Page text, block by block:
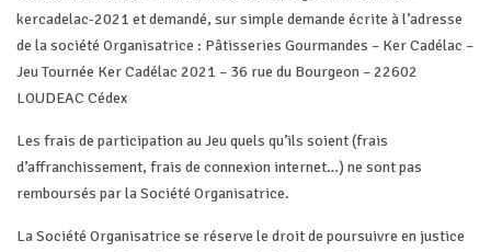
kercadelac-2021 et demandé, sur simple demande écrite à l’adresse
de la société Organisatrice : Pâtisseries Gourmandes – Ker Cadélac –
Jeu Tournée Ker Cadélac 2021 – 36 rue du Bourgeon – 22602
LOUDEAC Cédex
Les frais de participation au Jeu quels qu’ils soient (frais
d’affranchissement, frais de connexion internet…) ne sont pas
remboursés par la Société Organisatrice.
La Société Organisatrice se réserve le droit de poursuivre en justice